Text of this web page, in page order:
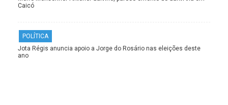
Caicó
POLÍTICA
Jota Régis anuncia apoio a Jorge do Rosário nas eleições deste
ano